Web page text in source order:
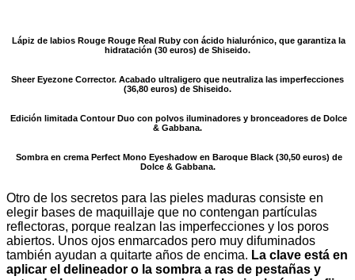
Lápiz de labios Rouge Rouge Real Ruby con ácido hialurónico, que garantiza la
hidratación (30 euros) de Shiseido.
Sheer Eyezone Corrector. Acabado ultraligero que neutraliza las imperfecciones
(36,80 euros) de Shiseido.
Edición limitada Contour Duo con polvos iluminadores y bronceadores de Dolce
& Gabbana.
Sombra en crema Perfect Mono Eyeshadow en Baroque Black (30,50 euros) de
Dolce & Gabbana.
Otro de los secretos para las pieles maduras consiste en
elegir bases de maquillaje que no contengan partículas
reflectoras, porque realzan las imperfecciones y los poros
abiertos. Unos ojos enmarcados pero muy difuminados
también ayudan a quitarte años de encima. La clave está en
aplicar el delineador o la sombra a ras de pestañas y